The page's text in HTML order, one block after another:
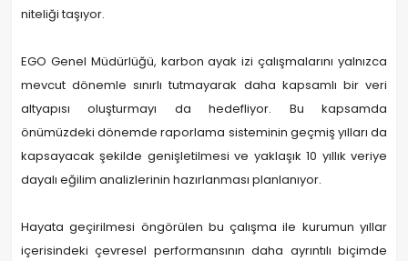
niteliği taşıyor.
EGO Genel Müdürlüğü, karbon ayak izi çalışmalarını yalnızca
mevcut dönemle sınırlı tutmayarak daha kapsamlı bir veri
altyapısı oluşturmayı da hedefliyor. Bu kapsamda
önümüzdeki dönemde raporlama sisteminin geçmiş yılları da
kapsayacak şekilde genişletilmesi ve yaklaşık 10 yıllık veriye
dayalı eğilim analizlerinin hazırlanması planlanıyor.
Hayata geçirilmesi öngörülen bu çalışma ile kurumun yıllar
içerisindeki çevresel performansının daha ayrıntılı biçimde